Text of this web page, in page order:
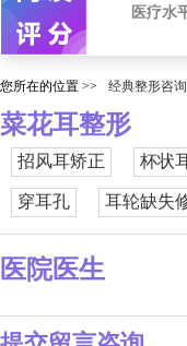
医疗水
您所在的位置 >> 经典整形咨
菜花耳整形
招风耳矫正 杯状
穿耳孔 耳轮缺失
医院医生